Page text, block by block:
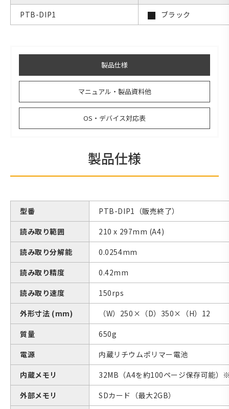
PTB-DIP1
ブラック
製品仕様
マニュアル・製品資料他
OS・デバイス対応表
製品仕様
型番
PTB-DIP1（販売終了）
読み取り範囲
210 x 297mm (A4)
読み取り分解能
0.0254mm
読み取り精度
0.42mm
読み取り速度
150rps
外形寸法 (mm)
（W）250×（D）350×（H）12
質量
650g
電源
内蔵リチウムポリマー電池
内蔵メモリ
32MB（A4を約100ページ保存可能）
外部メモリ
SDカード（最大2GB）